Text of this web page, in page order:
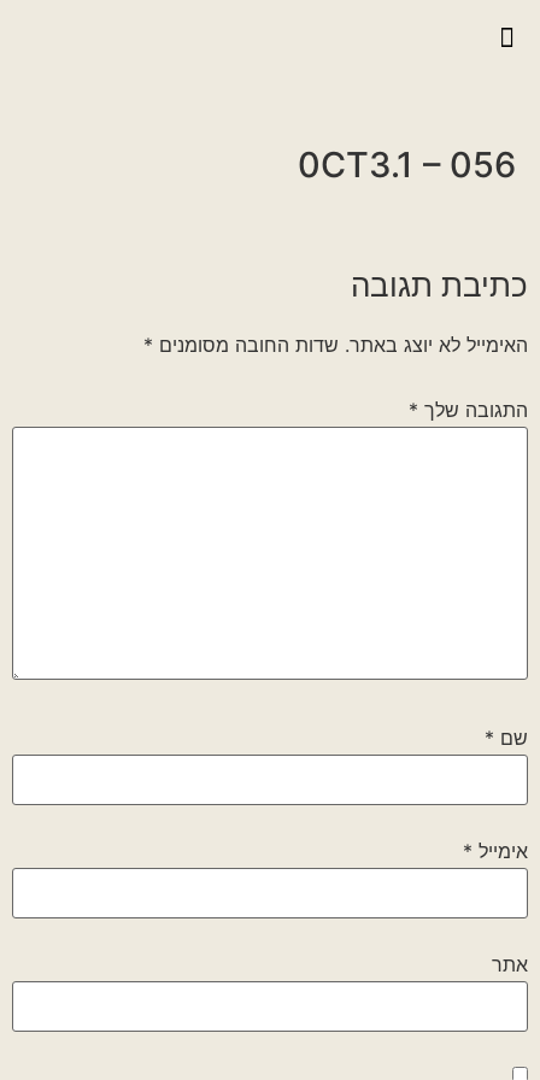
0CT3.1 – 056
כתיבת תגובה
האימייל לא יוצג באתר. שדות החובה מסומנים *
התגובה שלך *
שם *
אימייל *
אתר